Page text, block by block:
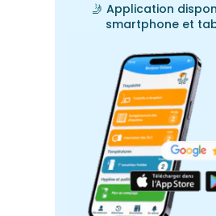
🤳 Application
smartphone et